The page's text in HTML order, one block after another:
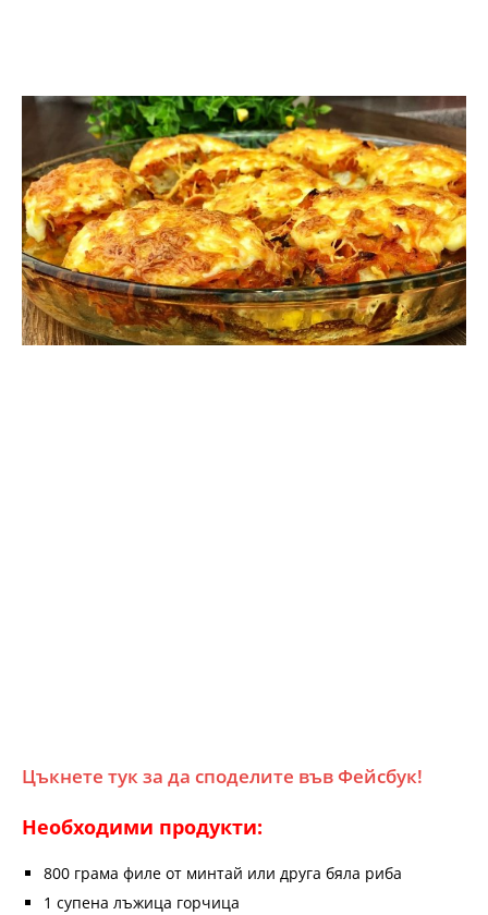
Цъкнете тук за да споделите във Фейсбук!
Необходими продукти:
800 грама филе от минтай или друга бяла риба
1 супена лъжица горчица